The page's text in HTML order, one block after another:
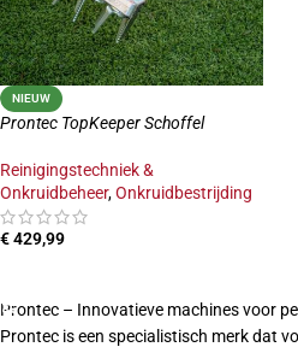
NIEUW
Prontec TopKeeper Schoffel
Reinigingstechniek &
Onkruidbeheer,Onkruidbestrijding
€429,99
Prontec – Innovatieve machines voor
Prontec is een specialistisch merk dat